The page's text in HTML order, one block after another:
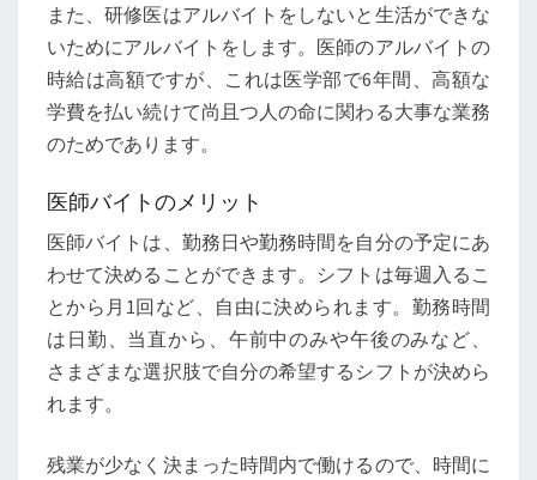
また、研修医はアルバイトをしないと生活ができな
いためにアルバイトをします。医師のアルバイトの
時給は高額ですが、これは医学部で6年間、高額な
学費を払い続けて尚且つ人の命に関わる大事な業務
のためであります。
医師バイトのメリット
医師バイトは、勤務日や勤務時間を自分の予定にあ
わせて決めることができます。シフトは毎週入るこ
とから月1回など、自由に決められます。勤務時間
は日勤、当直から、午前中のみや午後のみなど、
さまざまな選択肢で自分の希望するシフトが決めら
れます。
残業が少なく決まった時間内で働けるので、時間に